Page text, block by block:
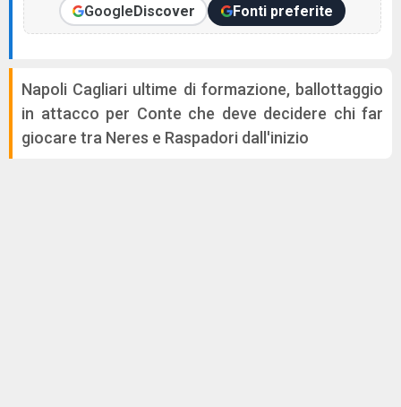
GoogleDiscover Fonti preferite
Napoli Cagliari ultime di formazione, ballottaggio
in attacco per Conte che deve decidere chi far
giocare tra Neres e Raspadori dall'inizio